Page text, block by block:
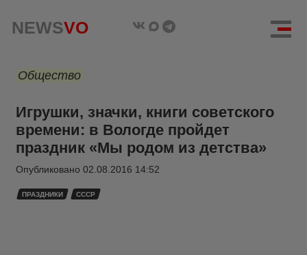
NEWSVO
Общество
Игрушки, значки, книги советского
времени: в Вологде пройдет
праздник «Мы родом из детства»
Опубликовано 02.08.2016 14:52
ПРАЗДНИКИ СССР